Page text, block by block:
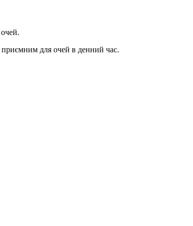
приємним для очей в денний час.